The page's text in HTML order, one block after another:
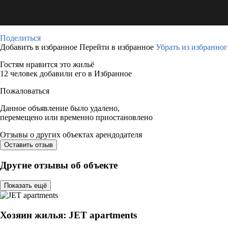
Поделиться
Добавить в избранное Перейти в избранное Убрать из
Гостям нравится это жильё
12 человек добавили его в Избранное
Пожаловаться
Данное объявление было удалено,
перемещено или временно приостановлено
Отзывы о других объектах арендодателя
Оставить отзыв
Другие отзывы об объекте
Показать ещё
Хозяин жилья: JET apartments